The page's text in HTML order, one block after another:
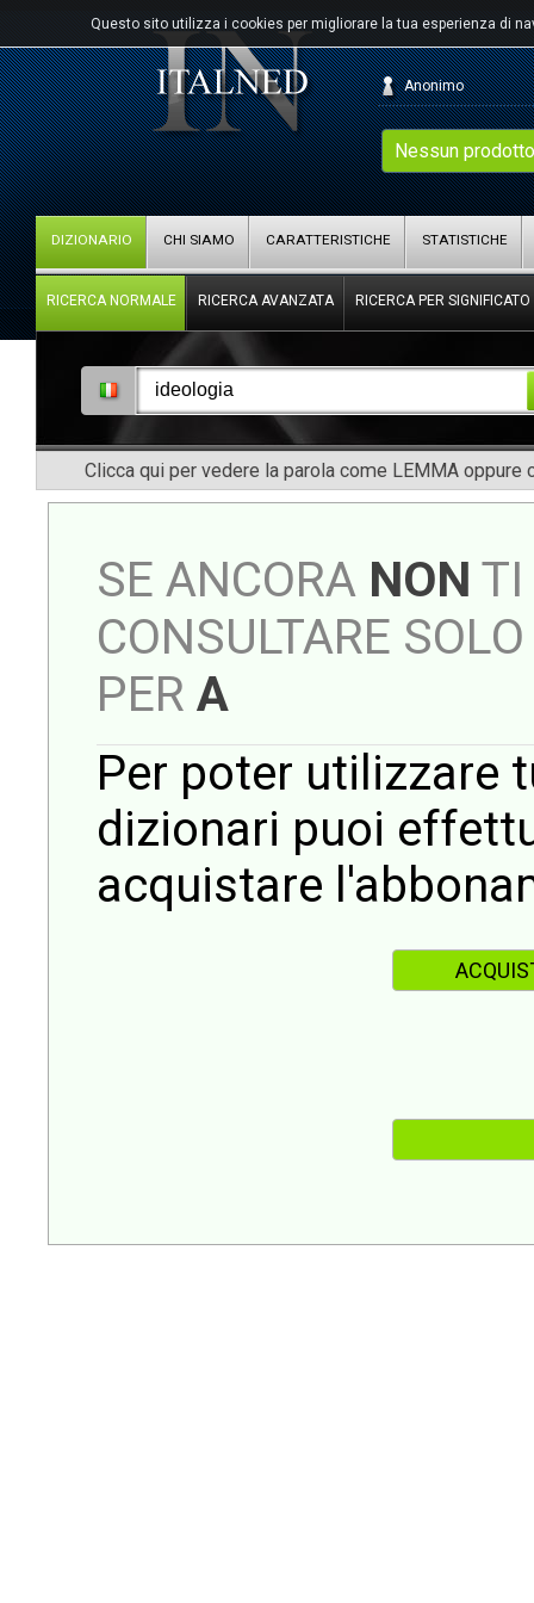
Questo sito utilizza i cookies per migliorare la tua esperienza di
Nessun
Anonimo
DIZIONARIO CHI SIAMO CARATTERISTICHE STATISTICHE
RICERCA NORMALE RICERCA AVANZATA RICERCA PER SIGNIFICATO
Clicca qui per vedere la parola come LEMMA oppure
SE ANCORA NON TI
CONSULTARE
PER A
Per poter utilizzare
dizionari puoi
acquistare